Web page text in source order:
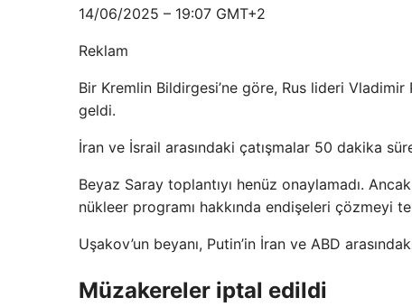
14/06/2025 – 19:07 GMT+2
Reklam
Bir Kremlin Bildirgesi’ne göre, Rus lideri
geldi.
İran ve İsrail arasındaki çatışmalar 50 dakika
Beyaz Saray toplantıyı henüz onaylamadı.
nükleer programı hakkında endişeleri çözmeyi
Uşakov’un beyanı, Putin’in İran ve ABD
Müzakereler iptal edildi